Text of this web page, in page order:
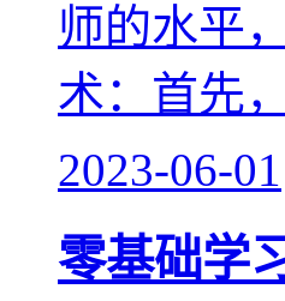
师的水平
术：首先
2023-06-01
零基础学